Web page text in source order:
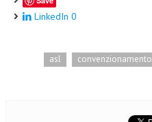
REDAZIONE
CODICE ETICO
LinkedIn 0
asl convenzionamento